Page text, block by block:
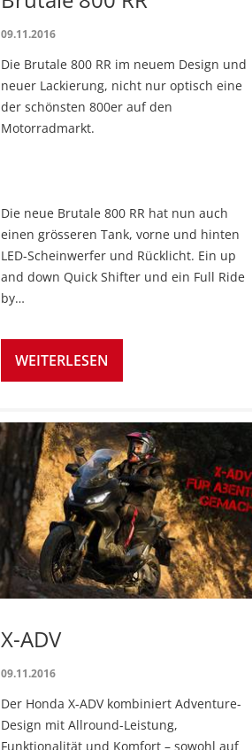
09.11.2016
Die Brutale 800 RR im neuem Design und
neuer Lackierung, nicht nur optisch eine
der schönsten 800er auf den
Motorradmarkt.
Die neue Brutale 800 RR hat nun auch
einen grösseren Tank, vorne und hinten
LED-Scheinwerfer und Rücklicht. Ein up
and down Quick Shifter und ein Full Ride
by…
WEITERLESEN
X-ADV
09.11.2016
Der Honda X-ADV kombiniert Adventure-
Design mit Allround-Leistung,
Funktionalität und Komfort – sowohl auf